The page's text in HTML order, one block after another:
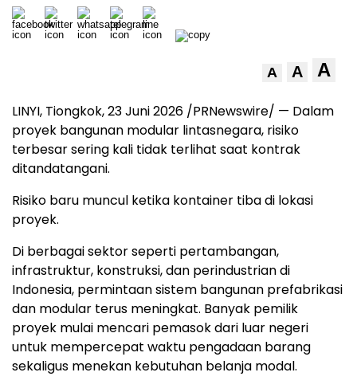
A A A
LINYI, Tiongkok, 23 Juni 2026 /PRNewswire/ — Dalam
proyek bangunan modular lintasnegara, risiko
terbesar sering kali tidak terlihat saat kontrak
ditandatangani.
Risiko baru muncul ketika kontainer tiba di lokasi
proyek.
Di berbagai sektor seperti pertambangan,
infrastruktur, konstruksi, dan perindustrian di
Indonesia, permintaan sistem bangunan prefabrikasi
dan modular terus meningkat. Banyak pemilik
proyek mulai mencari pemasok dari luar negeri
untuk mempercepat waktu pengadaan barang
sekaligus menekan kebutuhan belanja modal.